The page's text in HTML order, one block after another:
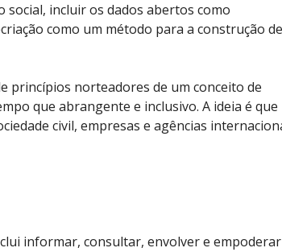
incluir os dados abertos como
como um método para a construção de
princípios norteadores de um conceito de
que abrangente e inclusivo. A ideia é que
civil, empresas e agências
informar, consultar, envolver e empoderar